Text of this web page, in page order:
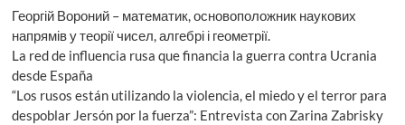
Георгій Вороний – математик, основоположник наукових
напрямів у теорії чисел, алгебрі і геометрії.
La red de influencia rusa que financia la guerra contra Ucrania
desde España
“Los rusos están utilizando la violencia, el miedo y el terror para
despoblar Jersón por la fuerza”: Entrevista con Zarina Zabrisky